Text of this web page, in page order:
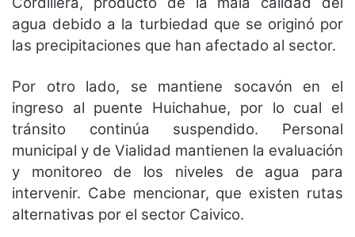
agua debido a la turbiedad que se originó por
las precipitaciones que han afectado al sector.
Por otro lado, se mantiene socavón en el
ingreso al puente Huichahue, por lo cual el
tránsito continúa suspendido. Personal
municipal y de Vialidad mantienen la evaluación
y monitoreo de los niveles de agua para
intervenir. Cabe mencionar, que existen rutas
alternativas por el sector Caivico.